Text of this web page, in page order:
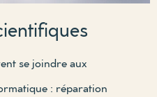
se joindre aux
: réparation